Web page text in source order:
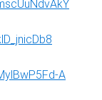
A